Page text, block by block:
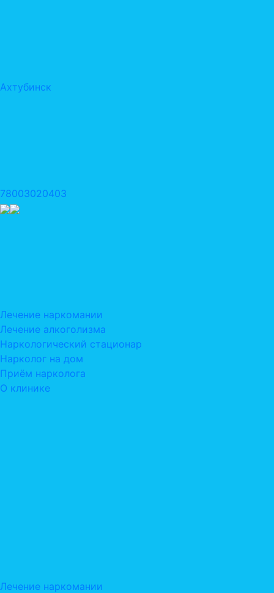
Ахтубинск
78003020403
Лечение наркомании
Лечение алкоголизма
Наркологический стационар
Нарколог на дом
Приём нарколога
О клинике
Лечение наркомании